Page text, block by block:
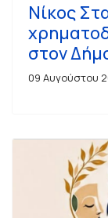
Νίκος
στον
09 Αυγούστου